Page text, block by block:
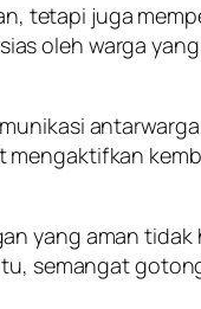
tetapi juga
oleh warga
yang aman
semangat